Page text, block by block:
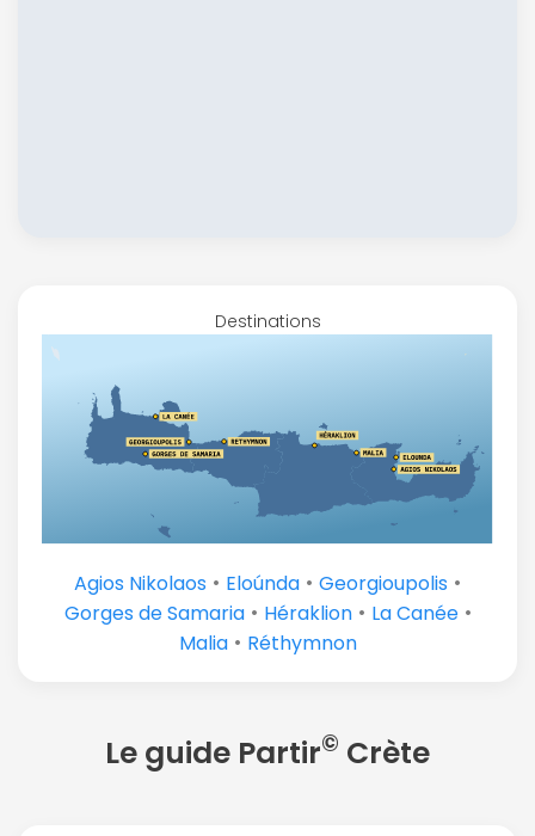
Destinations
Agios Nikolaos • Eloúnda • Georgioupolis •
Gorges de Samaria• Héraklion• La Canée•
Malia• Réthymnon
Le guide Partir© Crète